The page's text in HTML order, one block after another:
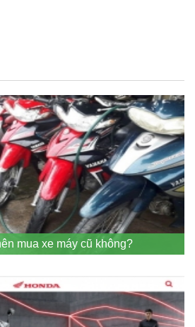
mua xe máy cũ không?